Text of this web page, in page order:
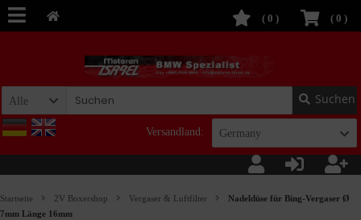
( 0 )
( 0 )
Alle Suchen
Versandland: Germany
Startseite 2V Boxershop Vergaser & Luftfilter
Nadeldüse für Bing-Vergaser Ø
7mm Länge 16mm